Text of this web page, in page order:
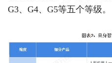
G3、G4、G5等五个等级。